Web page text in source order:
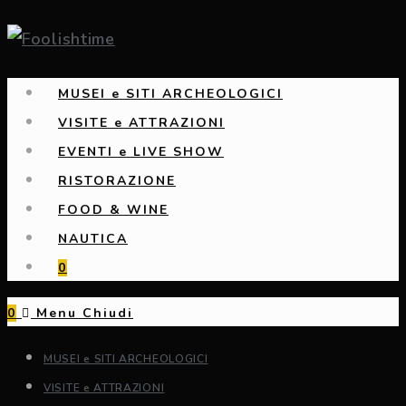
Salta
al
contenuto
MUSEI e SITI ARCHEOLOGICI
VISITE e ATTRAZIONI
EVENTI e LIVE SHOW
RISTORAZIONE
FOOD & WINE
NAUTICA
0
0 Menu Chiudi
MUSEI e SITI ARCHEOLOGICI
VISITE e ATTRAZIONI